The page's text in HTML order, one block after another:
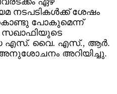
നടപടികള്‍ക്ക് ശേഷം
കൊണ്ടു പോകുമെന്ന്
സഖാഫിയുടെ
എസ്. വൈ. എസ്., ആര്‍.
അനുശോചനം അറിയിച്ചു.